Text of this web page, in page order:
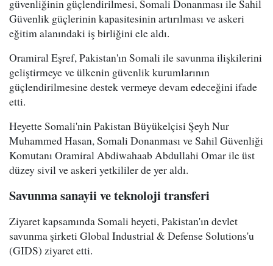
güvenliğinin güçlendirilmesi, Somali Donanması ile Sahil
Güvenlik güçlerinin kapasitesinin artırılması ve askeri
eğitim alanındaki iş birliğini ele aldı.
Oramiral Eşref, Pakistan'ın Somali ile savunma ilişkilerini
geliştirmeye ve ülkenin güvenlik kurumlarının
güçlendirilmesine destek vermeye devam edeceğini ifade
etti.
Heyette Somali'nin Pakistan Büyükelçisi Şeyh Nur
Muhammed Hasan, Somali Donanması ve Sahil Güvenliği
Komutanı Oramiral Abdiwahaab Abdullahi Omar ile üst
düzey sivil ve askeri yetkililer de yer aldı.
Savunma sanayii ve teknoloji transferi
Ziyaret kapsamında Somali heyeti, Pakistan'ın devlet
savunma şirketi Global Industrial & Defense Solutions'u
(GIDS) ziyaret etti.